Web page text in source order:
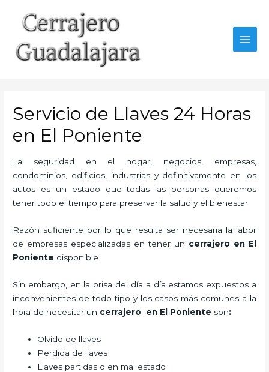
contenido
Servicio de Llaves 24 Horas
en El Poniente
La seguridad en el hogar, negocios, empresas,
condominios, edificios, industrias y definitivamente en los
autos es un estado que todas las personas queremos
tener todo el tiempo para preservar la salud y el bienestar.
Razón suficiente por lo que resulta ser necesaria la labor
de empresas especializadas en tener un cerrajero en El
Poniente disponible.
Sin embargo, en la prisa del día a día estamos expuestos a
inconvenientes de todo tipo y los casos más comunes a la
hora de necesitar un cerrajero en El Poniente son:
Olvido de llaves
Perdida de llaves
Llaves partidas o en mal estado